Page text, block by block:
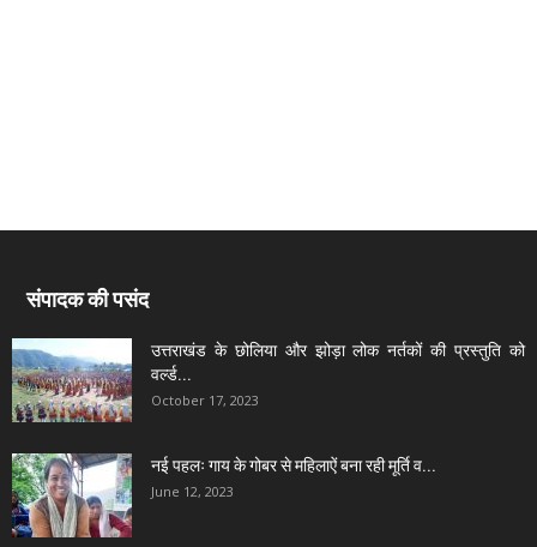
संपादक की पसंद
उत्तराखंड के छोलिया और झोड़ा लोक नर्तकों की प्रस्तुति को
वर्ल्ड...
October 17, 2023
नई पहलः गाय के गोबर से महिलाऐं बना रही मूर्ति व...
June 12, 2023